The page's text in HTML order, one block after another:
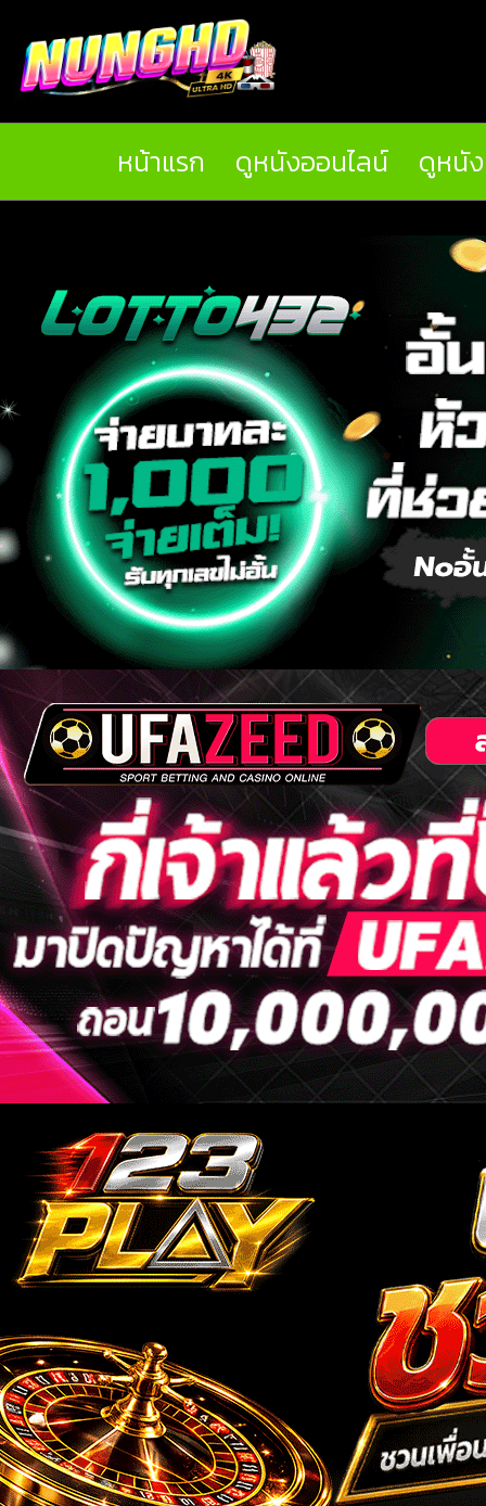
หน้าแรก ดูหนังออนไลน์ ดูหนั